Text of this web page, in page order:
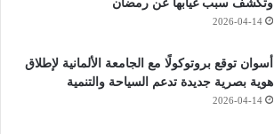
وتكشف سبب غيابها عن رمضان
2026-04-14
أسوان توقع بروتوكولًا مع الجامعة الألمانية لإطلاق
هوية بصرية جديدة تدعم السياحة والتنمية
2026-04-14